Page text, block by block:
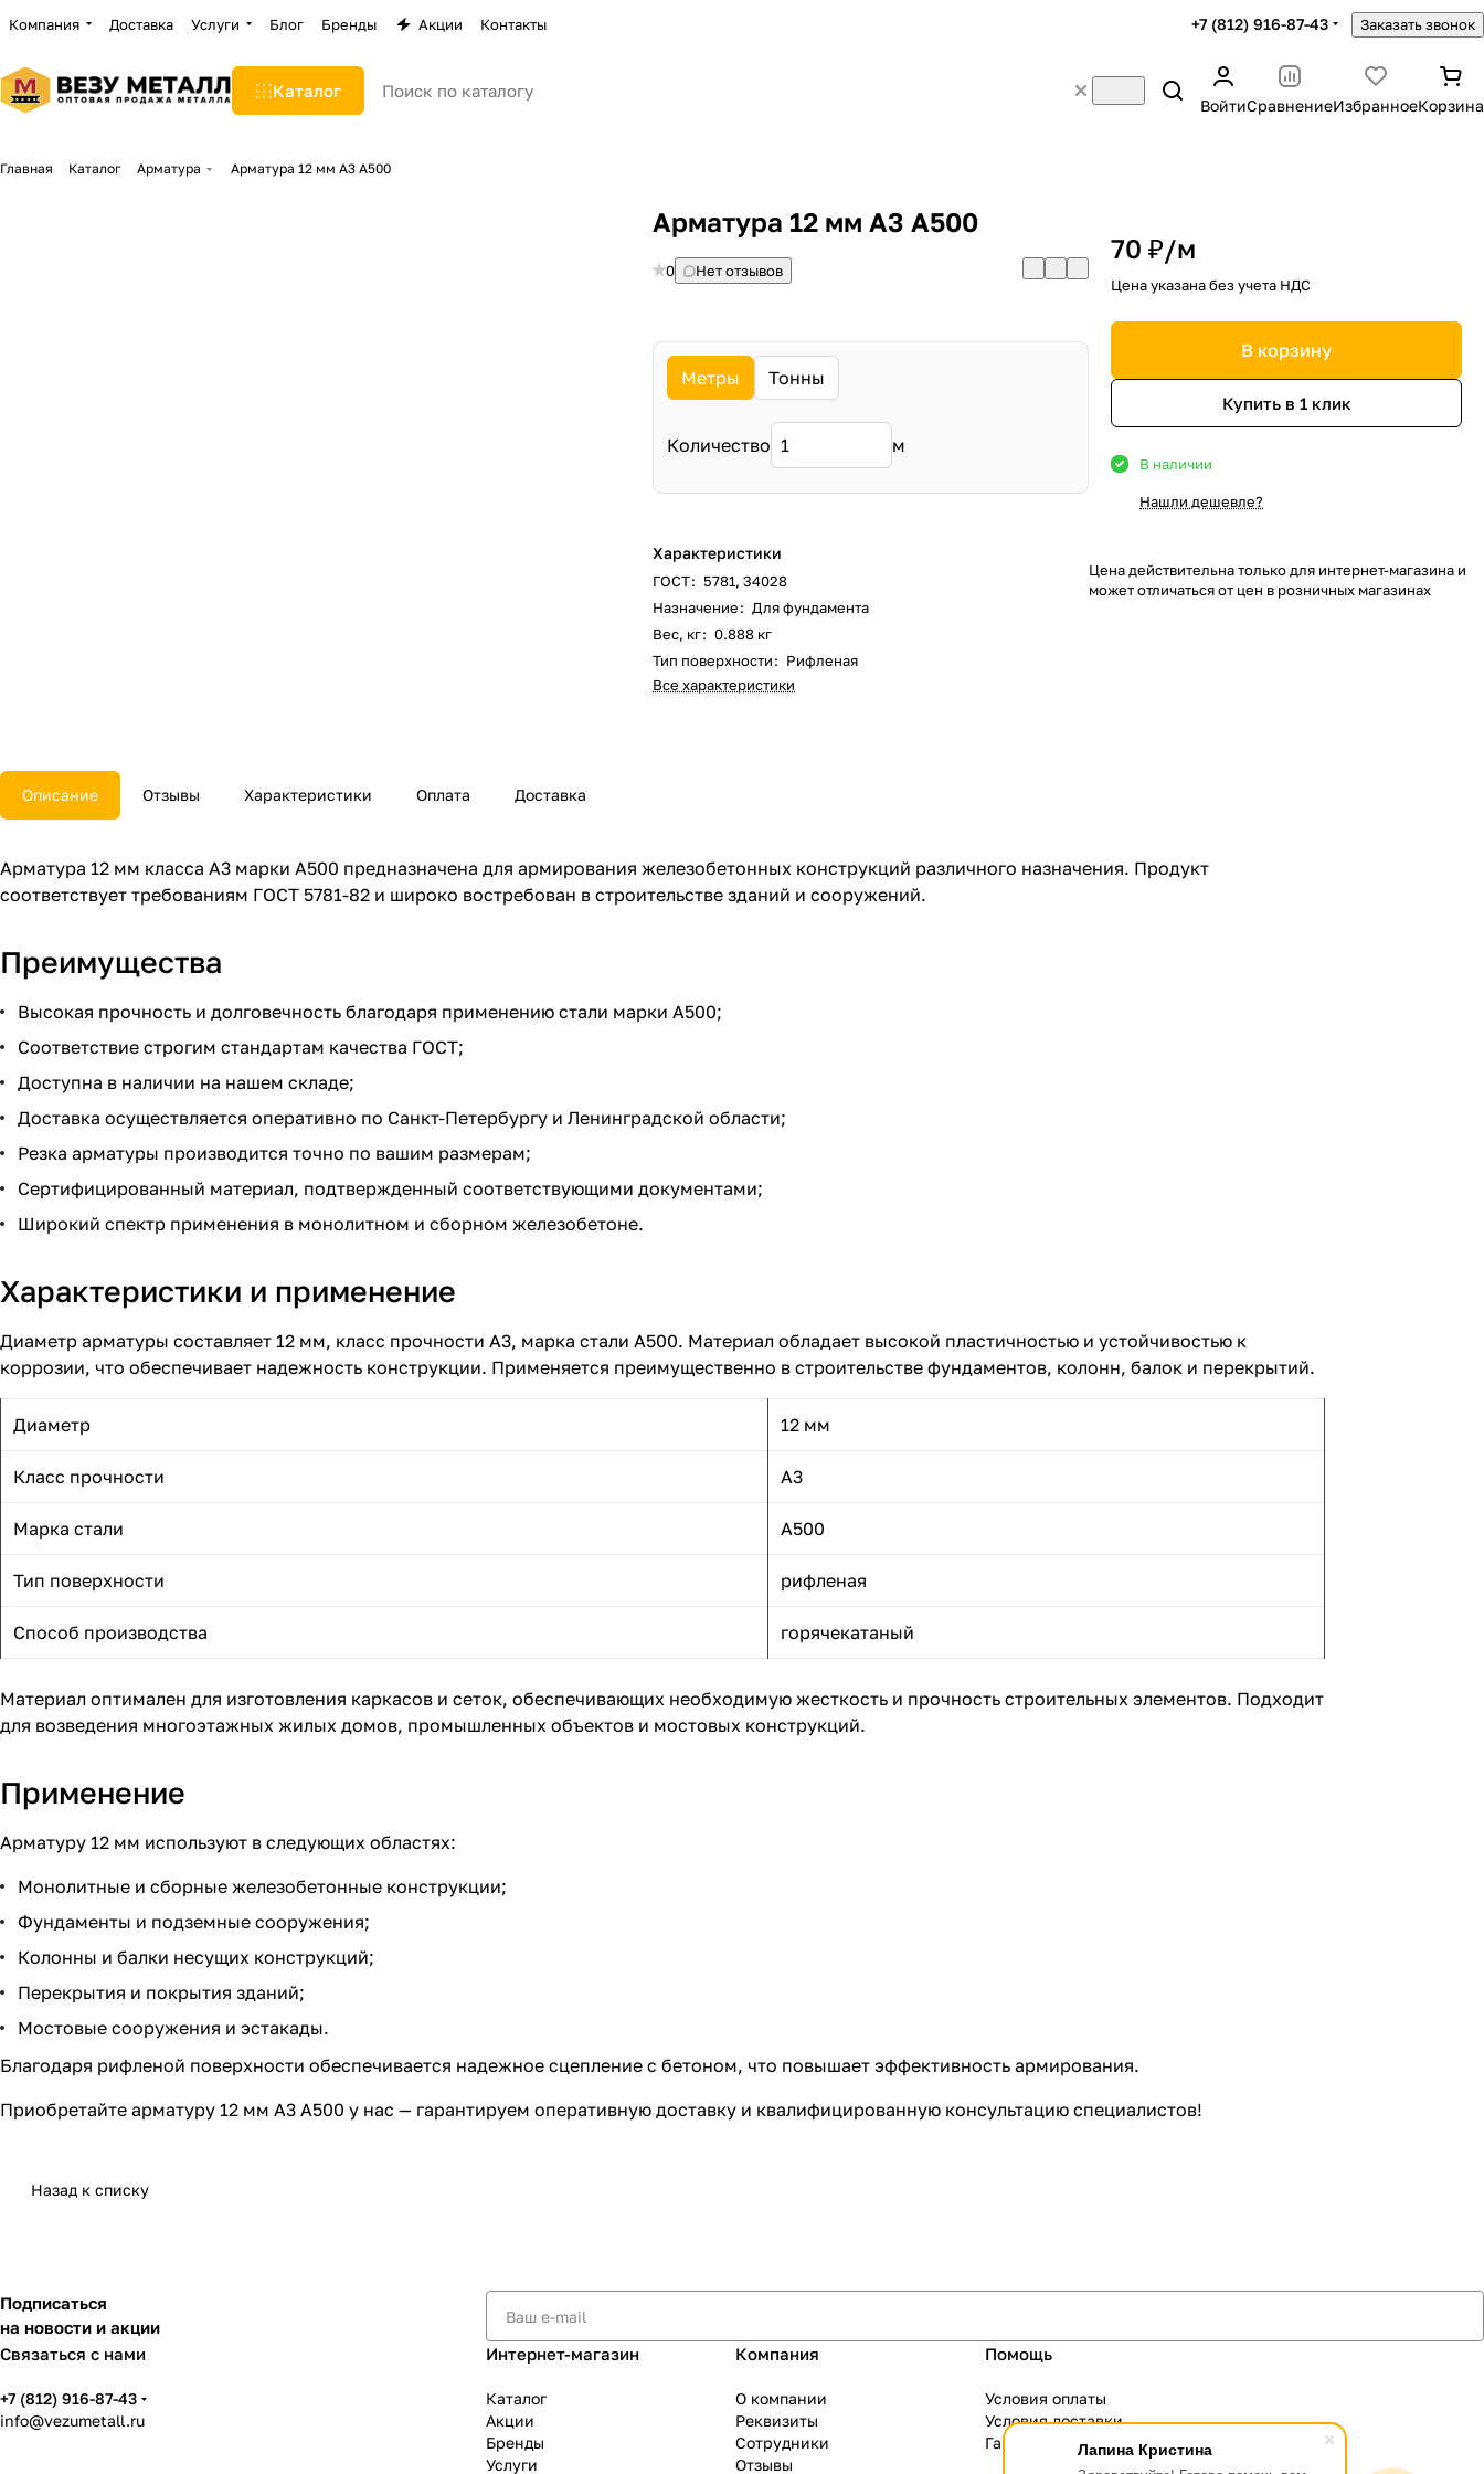
Лапина Кристина
Компания Доставка Услуги Блог Бренды Акции Контакты +7 (812) 916-87-43 Заказать звонок
Каталог
ВойтиСравнениеИзбранноеКорзина
Главная Каталог Арматура Арматура 12 мм А3 А500
Арматура 12 мм А3 А500
0 Нет отзывов
Метры Тонны
Количество м
Характеристики
ГОСТ: 5781, 34028
Назначение: Для фундамента
Вес, кг: 0.888 кг
Тип поверхности: Рифленая
Все характеристики
70 ₽/м
Цена указана без учета НДС
В корзину
Купить в 1 клик
В наличии
Нашли дешевле?
Цена действительна только для интернет-магазина и
может отличаться от цен в розничных магазинах
Описание Отзывы Характеристики Оплата Доставка
Арматура 12 мм класса А3 марки А500 предназначена для армирования железобетонных конструкций различного назначения. Продукт
соответствует требованиям ГОСТ 5781-82 и широко востребован в строительстве зданий и сооружений.
Преимущества
Высокая прочность и долговечность благодаря применению стали марки А500;
Соответствие строгим стандартам качества ГОСТ;
Доступна в наличии на нашем складе;
Доставка осуществляется оперативно по Санкт-Петербургу и Ленинградской области;
Резка арматуры производится точно по вашим размерам;
Сертифицированный материал, подтвержденный соответствующими документами;
Широкий спектр применения в монолитном и сборном железобетоне.
Характеристики и применение
Диаметр арматуры составляет 12 мм, класс прочности А3, марка стали А500. Материал обладает высокой пластичностью и устойчивостью к
коррозии, что обеспечивает надежность конструкции. Применяется преимущественно в строительстве фундаментов, колонн, балок и перекрытий.
Диаметр 12 мм
Класс прочности А3
Марка стали А500
Тип поверхности рифленая
Способ производства горячекатаный
Материал оптимален для изготовления каркасов и сеток, обеспечивающих необходимую жесткость и прочность строительных элементов. Подходит
для возведения многоэтажных жилых домов, промышленных объектов и мостовых конструкций.
Применение
Арматуру 12 мм используют в следующих областях:
Монолитные и сборные железобетонные конструкции;
Фундаменты и подземные сооружения;
Колонны и балки несущих конструкций;
Перекрытия и покрытия зданий;
Мостовые сооружения и эстакады.
Благодаря рифленой поверхности обеспечивается надежное сцепление с бетоном, что повышает эффективность армирования.
Приобретайте арматуру 12 мм А3 А500 у нас — гарантируем оперативную доставку и квалифицированную консультацию специалистов!
Назад к списку
Подписаться
на новости и акции
Связаться с нами
+7 (812) 916-87-43
info@vezumetall.ru
Интернет-магазин
Каталог
Акции
Бренды
Услуги
Компания
О компании
Реквизиты
Сотрудники
Отзывы
Помощь
Условия оплаты
Условия доставки
Гарантия на товар